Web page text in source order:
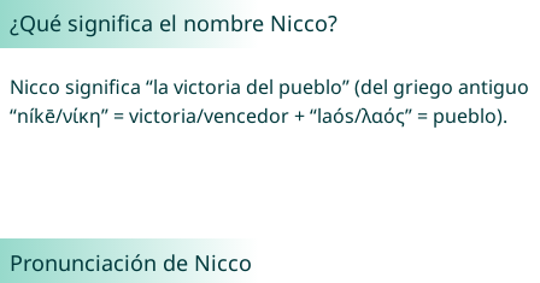
¿Qué significa el nombre Nicco?
Nicco significa “la victoria del pueblo” (del griego antiguo
“níkē/νίκη” = victoria/vencedor + “laós/λαός” = pueblo).
Pronunciación de Nicco